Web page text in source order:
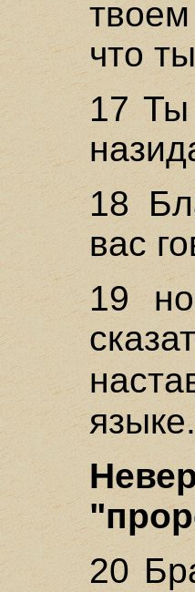
что
17 Ты
18
вас
19
языке.
20